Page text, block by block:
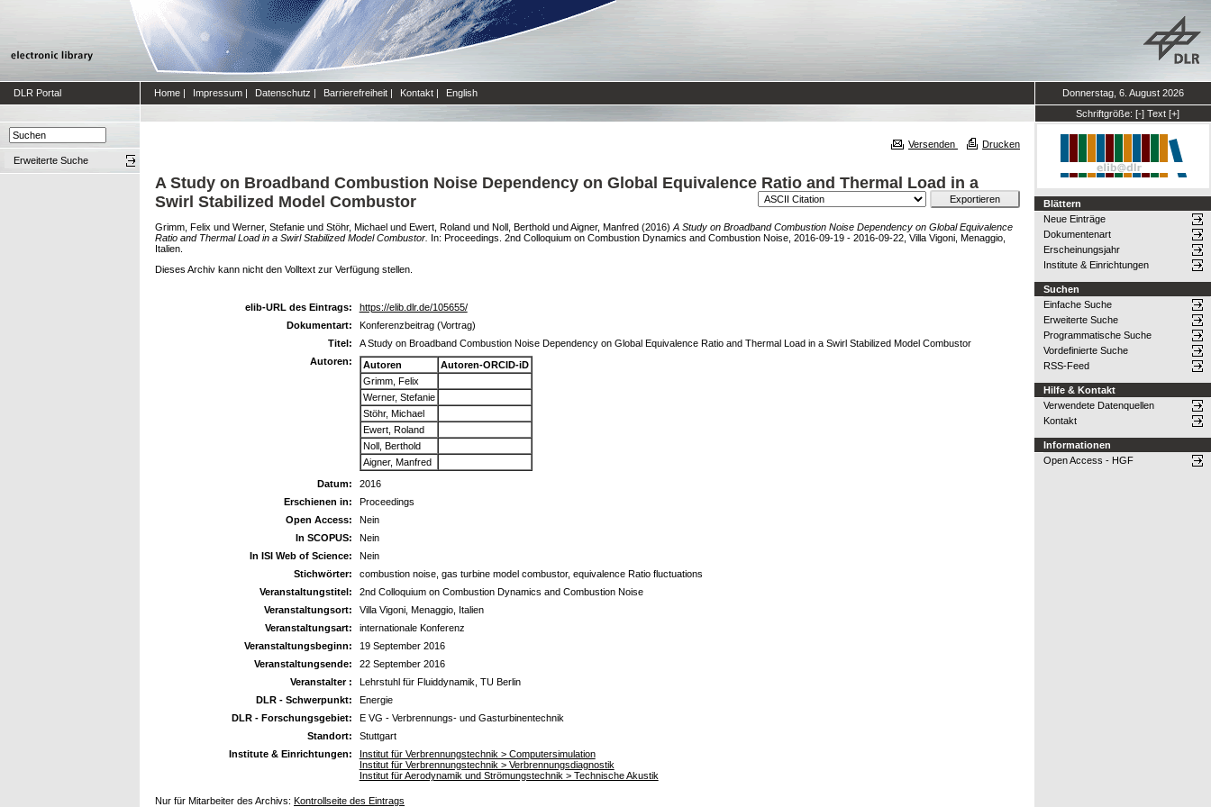
DLR Portal Home | Impressum | Datenschutz | Barrierefreiheit | Kontakt | English
Donnerstag, 6. August 2026
Schriftgröße: [-] Text [+]
Erweiterte Suche
Versenden Drucken
A Study on Broadband Combustion Noise Dependency on Global Equivalence Ratio and Thermal Load in a
Swirl Stabilized Model Combustor
Grimm, Felix und Werner, Stefanie und Stöhr, Michael und Ewert, Roland und Noll, Berthold undAigner, Manfred (2016) A Study on Broadband Combustion Noise Dependency on Global Equivalence
Ratio and Thermal Load in a Swirl Stabilized Model Combustor. In: Proceedings. 2nd Colloquium on Combustion Dynamics and Combustion Noise, 2016-09-19 - 2016-09-22, Villa Vigoni, Menaggio,
Italien.
Dieses Archiv kann nicht den Volltext zur Verfügung stellen.
elib-URL des Eintrags:
https://elib.dlr.de/105655/
Dokumentart:
Konferenzbeitrag (Vortrag)
Titel:
A Study on Broadband Combustion Noise Dependency on Global Equivalence Ratio and Thermal Load in a Swirl Stabilized Model Combustor
Autoren:
Autoren
Autoren-ORCID-iD
Grimm, Felix
Werner, Stefanie
Stöhr, Michael
Ewert, Roland
Noll, Berthold
Aigner, Manfred
Datum:
2016
Erschienen in:
Proceedings
Open Access:
Nein
In SCOPUS:
Nein
In ISI Web of Science:
Nein
Stichwörter:
combustion noise, gas turbine model combustor, equivalence Ratio fluctuations
Veranstaltungstitel:
2nd Colloquium on Combustion Dynamics and Combustion Noise
Veranstaltungsort:
Villa Vigoni, Menaggio, Italien
Veranstaltungsart:
internationale Konferenz
Veranstaltungsbeginn:
19 September 2016
Veranstaltungsende:
22 September 2016
Veranstalter :
Lehrstuhl für Fluiddynamik, TU Berlin
DLR - Schwerpunkt:
Energie
DLR - Forschungsgebiet:
E VG - Verbrennungs- und Gasturbinentechnik
Standort:
Stuttgart
Institute & Einrichtungen:
Institut für Verbrennungstechnik > Computersimulation
Institut für Verbrennungstechnik > Verbrennungsdiagnostik
Institut für Aerodynamik und Strömungstechnik > Technische Akustik
Nur für Mitarbeiter des Archivs: Kontrollseite des Eintrags
Blättern
Neue Einträge
Dokumentenart
Erscheinungsjahr
Institute & Einrichtungen
Suchen
Einfache Suche
Erweiterte Suche
Programmatische Suche
Vordefinierte Suche
RSS-Feed
Hilfe & Kontakt
Verwendete Datenquellen
Kontakt
Informationen
Open Access - HGF